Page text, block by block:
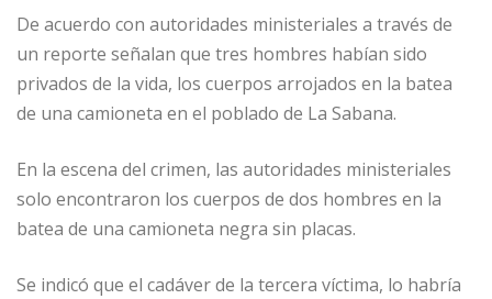
De acuerdo con autoridades ministeriales a través de
un reporte señalan que tres hombres habían sido
privados de la vida, los cuerpos arrojados en la batea
de una camioneta en el poblado de La Sabana.
En la escena del crimen, las autoridades ministeriales
solo encontraron los cuerpos de dos hombres en la
batea de una camioneta negra sin placas.
Se indicó que el cadáver de la tercera víctima, lo habría